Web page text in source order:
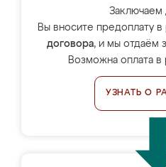
Заключаем
Вы вносите предоплату
договора, и мы отдаём
Возможна оплата в
УЗНАТЬ О